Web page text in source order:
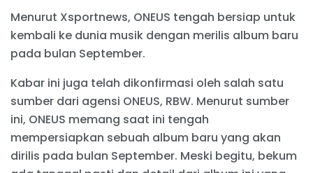
Menurut Xsportnews, ONEUS tengah bersiap untuk
kembali ke dunia musik dengan merilis album baru
pada bulan September.
Kabar ini juga telah dikonfirmasi oleh salah satu
sumber dari agensi ONEUS, RBW. Menurut sumber
ini, ONEUS memang saat ini tengah
mempersiapkan sebuah album baru yang akan
dirilis pada bulan September. Meski begitu, bekum